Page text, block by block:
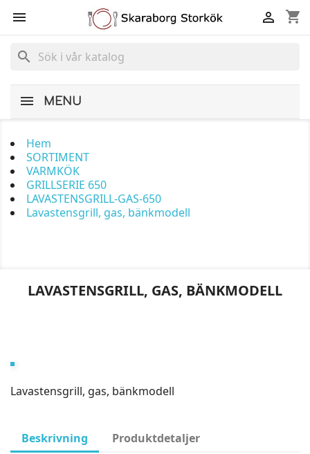
 shopping_cart

search
MENU
Hem
SORTIMENT
VARMKÖK
GRILLSERIE 650
LAVASTENSGRILL-GAS-650
Lavastensgrill, gas, bänkmodell
LAVASTENSGRILL, GAS, BÄNKMODELL
Lavastensgrill, gas, bänkmodell
Beskrivning Produktdetaljer